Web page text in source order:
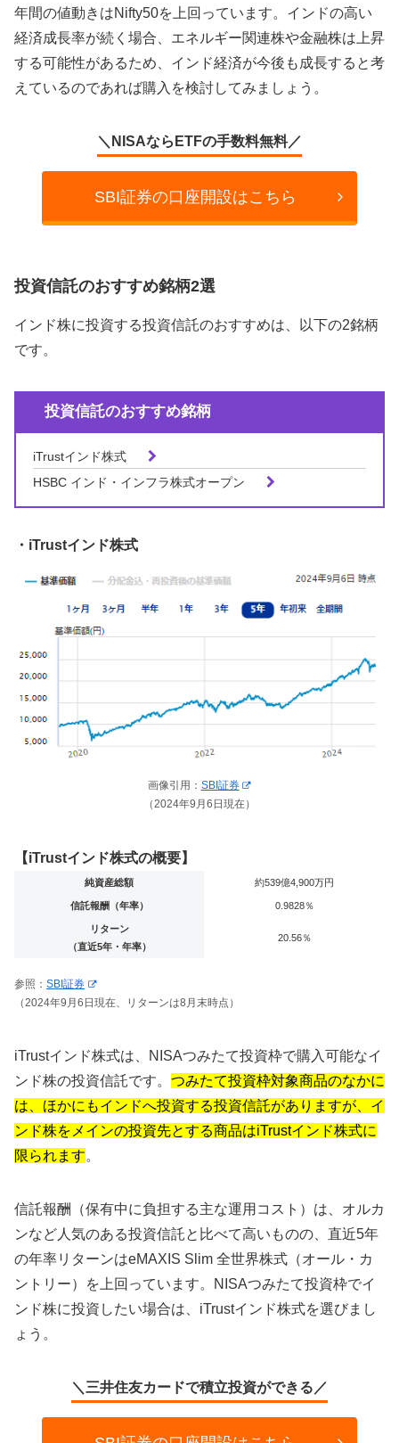
年間の値動きはNifty50を上回っています。インドの高い
経済成長率が続く場合、エネルギー関連株や金融株は上昇
する可能性があるため、インド経済が今後も成長すると考
えているのであれば購入を検討してみましょう。
＼NISAならETFの手数料無料／
SBI証券の口座開設はこちら
投資信託のおすすめ銘柄2選
インド株に投資する投資信託のおすすめは、以下の2銘柄
です。
投資信託のおすすめ銘柄
iTrustインド株式
HSBC インド・インフラ株式オープン
・iTrustインド株式
画像引用： SBI証券
（2024年9月6日現在）
【iTrustインド株式の概要】
純資産総額 約539億4,900万円
信託報酬（年率） 0.9828％
リターン
（直近5年・年率）
20.56％
参照： SBI証券
（2024年9月6日現在、リターンは8月末時点）
iTrustインド株式は、NISAつみたて投資枠で購入可能なイ
ンド株の投資信託です。 つみたて投資枠対象商品のなかに
は、ほかにもインドへ投資する投資信託がありますが、イ
ンド株をメインの投資先とする商品はiTrustインド株式に
限られます。
信託報酬（保有中に負担する主な運用コスト）は、オルカ
ンなど人気のある投資信託と比べて高いものの、直近5年
の年率リターンはeMAXIS Slim 全世界株式（オール・カ
ントリー）を上回っています。NISAつみたて投資枠でイ
ンド株に投資したい場合は、iTrustインド株式を選びまし
ょう。
＼三井住友カードで積立投資ができる／